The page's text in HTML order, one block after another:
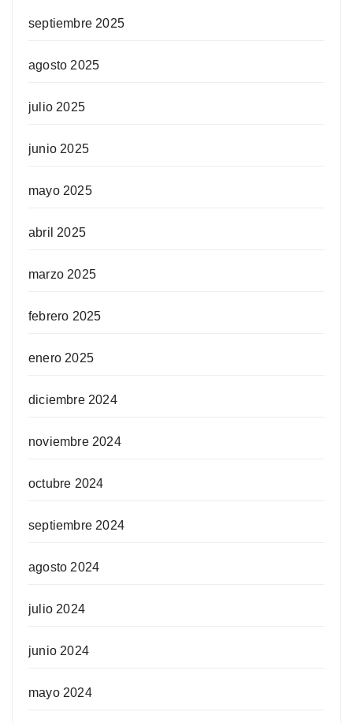
septiembre 2025
agosto 2025
julio 2025
junio 2025
mayo 2025
abril 2025
marzo 2025
febrero 2025
enero 2025
diciembre 2024
noviembre 2024
octubre 2024
septiembre 2024
agosto 2024
julio 2024
junio 2024
mayo 2024